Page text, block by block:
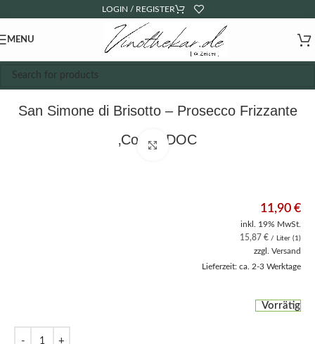
LOGIN / REGISTER
MENU
San Simone di Brisotto – Prosecco Frizzante
‚Corda‘ DOCClick to enlarge
11,90 €
inkl. 19% MwSt.
15,87 € / Liter (1)
zzgl. Versand
Lieferzeit: ca. 2-3 Werktage
Vorrätig